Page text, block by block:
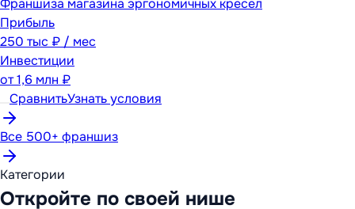
Франшиза магазина эргономичных кресел
Прибыль
250 тыс ₽ / мес
Инвестиции
от1,6 млн ₽
СравнитьУзнать условия
Все 500+ франшиз
Категории
Откройте по своей нише